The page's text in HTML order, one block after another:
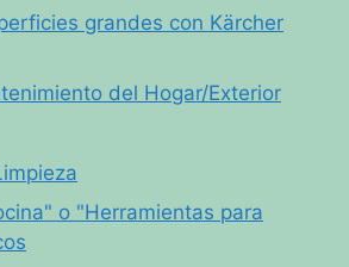
grandes con Kärcher
del Hogar/Exterior
o "Herramientas para